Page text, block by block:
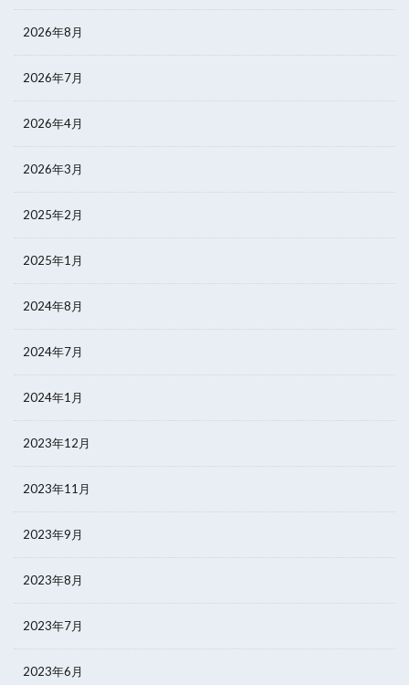
2026年8月
2026年7月
2026年4月
2026年3月
2025年2月
2025年1月
2024年8月
2024年7月
2024年1月
2023年12月
2023年11月
2023年9月
2023年8月
2023年7月
2023年6月